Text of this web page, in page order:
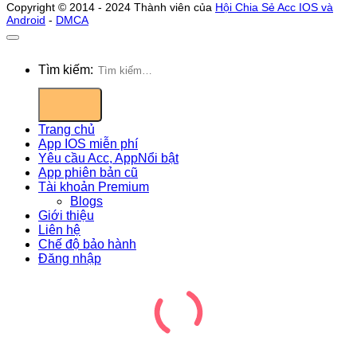
Copyright © 2014 - 2024 Thành viên của Hội Chia Sẻ Acc IOS và
Android - DMCA
Tìm kiếm:
Trang chủ
App IOS miễn phí
Yêu cầu Acc, App
App phiên bản cũ
Tài khoản Premium
Blogs
Giới thiệu
Liên hệ
Chế độ bảo hành
Đăng nhập